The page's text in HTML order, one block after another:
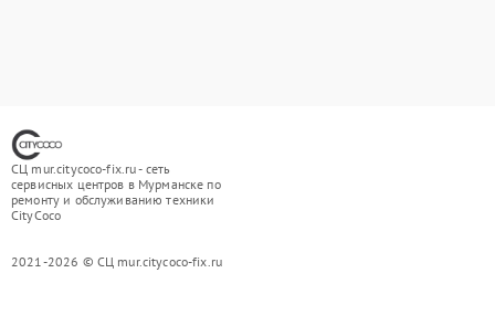
СЦ mur.citycoco-fix.ru - сеть
сервисных центров в Мурманске по
ремонту и обслуживанию техники
CityCoco
2021-2026 © СЦ mur.citycoco-fix.ru